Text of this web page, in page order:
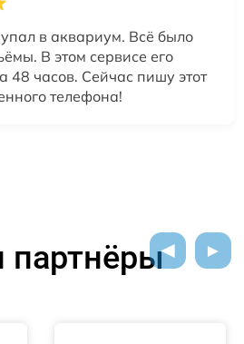
в аквариум. Всё было
В этом сервисе его
48 часов. Сейчас пишу этот
телефона!